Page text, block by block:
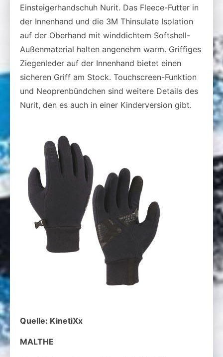
Einsteigerhandschuh Nurit. Das Fleece-Futter in
der Innenhand und die 3M Thinsulate Isolation
auf der Oberhand mit winddichtem Softshell-
Außenmaterial halten angenehm warm. Griffiges
Ziegenleder auf der Innenhand bietet einen
sicheren Griff am Stock. Touchscreen-Funktion
und Neoprenbündchen sind weitere Details des
Nurit, den es auch in einer Kinderversion gibt.
Quelle: KinetiXx
MALTHE